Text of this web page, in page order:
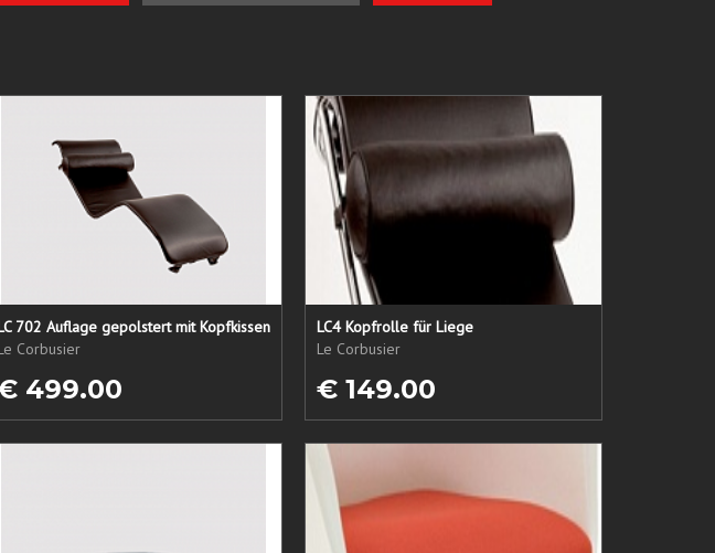
702 Auflage gepolstert mit Kopfkissen
Corbusier
499.00
LC4 Kopfrolle für Liege
Le Corbusier
€ 149.00